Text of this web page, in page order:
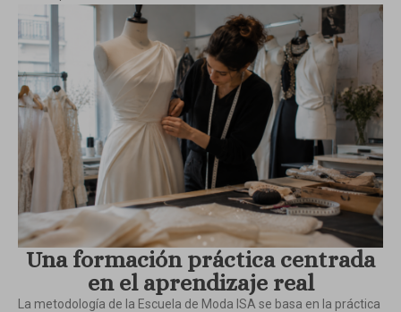
Una formación práctica centrada
en el aprendizaje real
La metodología de la Escuela de Moda ISA se basa en la práctica